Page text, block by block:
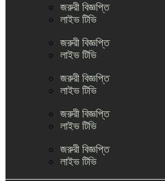
জরুরী বিজ্ঞপ্তি
লাইভ টিভি
জরুরী বিজ্ঞপ্তি
লাইভ টিভি
জরুরী বিজ্ঞপ্তি
লাইভ টিভি
জরুরী বিজ্ঞপ্তি
লাইভ টিভি
জরুরী বিজ্ঞপ্তি
লাইভ টিভি